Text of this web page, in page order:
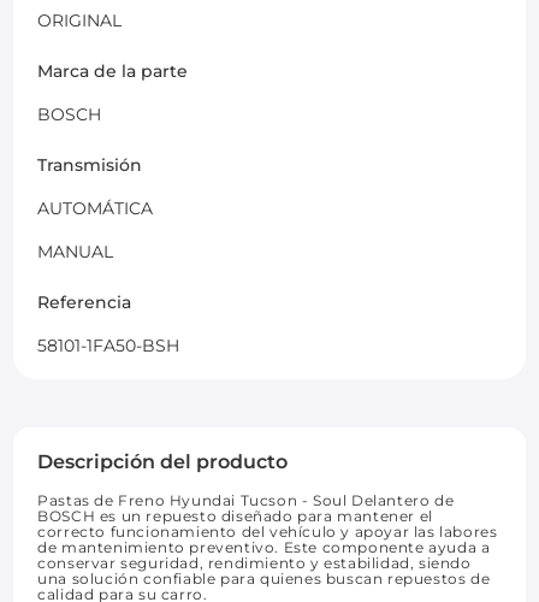
ORIGINAL
Marca de la parte
BOSCH
Transmisión
AUTOMÁTICA
MANUAL
Referencia
58101-1FA50-BSH
Descripción del producto
Pastas de Freno Hyundai Tucson - Soul Delantero de
BOSCH es un repuesto diseñado para mantener el
correcto funcionamiento del vehículo y apoyar las labores
de mantenimiento preventivo. Este componente ayuda a
conservar seguridad, rendimiento y estabilidad, siendo
una solución confiable para quienes buscan repuestos de
calidad para su carro.